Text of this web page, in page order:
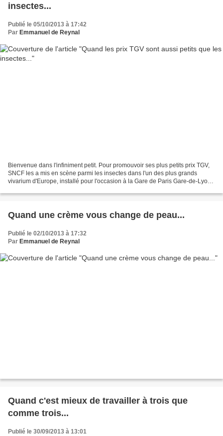
insectes...
Publié le 05/10/2013 à 17:42
Par Emmanuel de Reynal
Bienvenue dans l'infiniment petit. Pour promouvoir ses plus petits prix TGV,
SNCF les a mis en scène parmi les insectes dans l'un des plus grands
vivarium d'Europe, installé pour l'occasion à la Gare de Paris Gare-de-Lyon.
Quand une crème vous change de peau...
Publié le 02/10/2013 à 17:32
Par Emmanuel de Reynal
Quand c'est mieux de travailler à trois que
comme trois...
Publié le 30/09/2013 à 13:01